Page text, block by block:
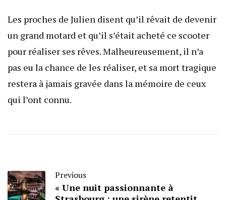
Les proches de Julien disent qu’il rêvait de devenir
un grand motard et qu’il s’était acheté ce scooter
pour réaliser ses rêves. Malheureusement, il n’a
pas eu la chance de les réaliser, et sa mort tragique
restera à jamais gravée dans la mémoire de ceux
qui l’ont connu.
Previous
« Une nuit passionnante à